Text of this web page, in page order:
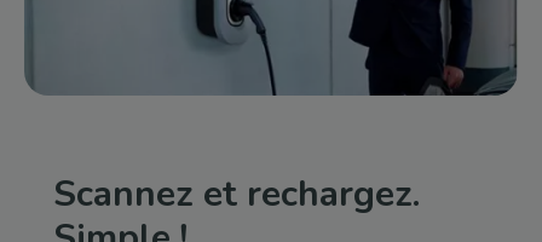
Scannez et rechargez.